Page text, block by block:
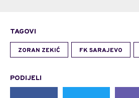
TAGOVI
ZORAN ZEKIĆ FK SARAJEVO
PODIJELI